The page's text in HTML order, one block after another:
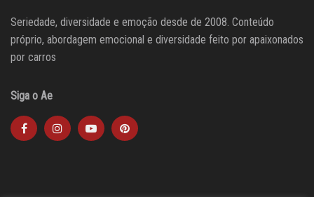
Seriedade, diversidade e emoção desde de 2008. Conteúdo
próprio, abordagem emocional e diversidade feito por apaixonados
por carros
Siga o Ae